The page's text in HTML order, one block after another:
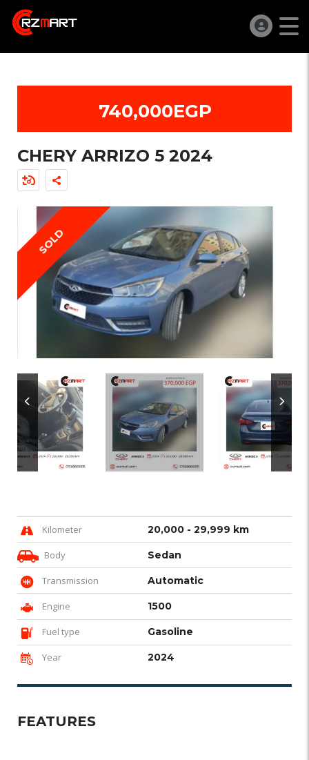
740,000EGP
CHERY ARRIZO 5 2024
SOLD
Kilometer 20,000 - 29,999 km
Body Sedan
Transmission Automatic
Engine 1500
Fuel type Gasoline
Year 2024
FEATURES